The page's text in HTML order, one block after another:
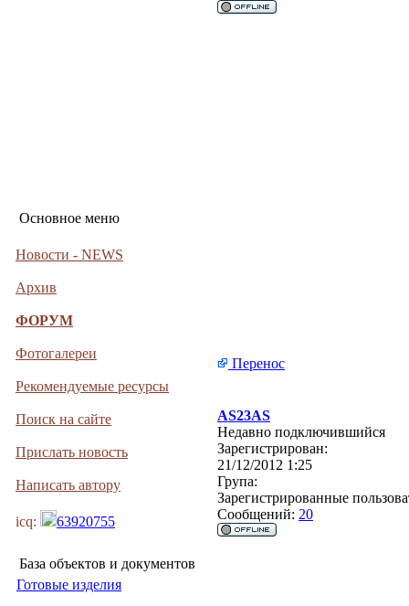
Основное меню
Новости - NEWS
Архив
ФОРУМ
Фотогалереи
Рекомендуемые ресурсы
Поиск на сайте
Прислать новость
Написать автору
icq: 63920755
База объектов и документов
Готовые изделия
Перенос
AS23AS
Недавно подключившийся
Зарегистрирован:
21/12/2012 1:25
Група:
Зарегистрированные
Сообщений: 20